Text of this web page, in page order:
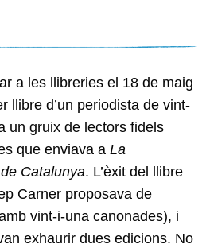
a les llibreries el 18 de maig
llibre d’un periodista de vint-
un gruix de lectors fidels
que enviava a La
Catalunya. L’èxit del llibre
Carner proposava de
vint-i-una canonades), i
exhaurir dues edicions. No